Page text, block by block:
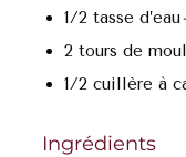
1/2 tasse d’eau
2 tours de
1/2 cuillère à
Ingrédients